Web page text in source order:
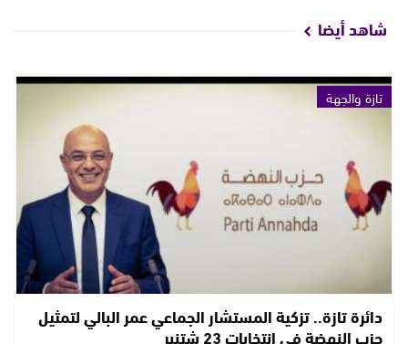
شاهد أيضا
تازة والجهة
دائرة تازة.. تزكية المستشار الجماعي عمر البالي لتمثيل
حزب النهضة في إنتخابات 23 شتنبر